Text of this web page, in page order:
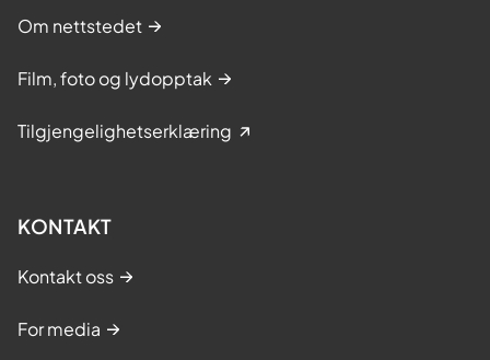
Om nettstedet
Film, foto og lydopptak
Tilgjengelighetserklæring
KONTAKT
Kontakt oss
For media